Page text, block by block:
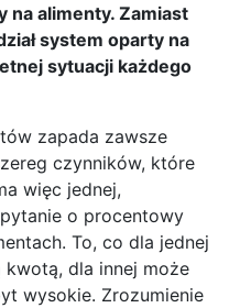
na alimenty. Zamiast
system oparty na
sytuacji każdego
zapada zawsze
czynników, które
więc jednej,
o procentowy
To, co dla jednej
dla innej może
wysokie. Zrozumienie